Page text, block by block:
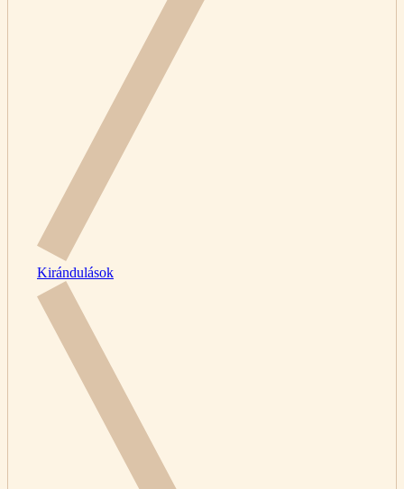
Kirándulások